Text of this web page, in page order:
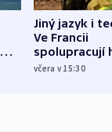
Jiný jazyk i
Ve Francii
spolupracují
různých zemí
včera v 15:30